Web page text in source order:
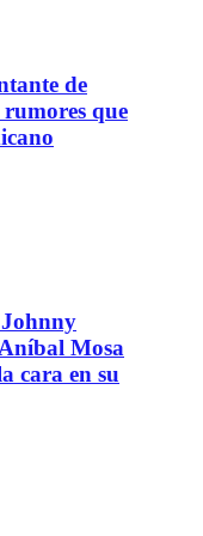
de
que
Mosa
cara en su